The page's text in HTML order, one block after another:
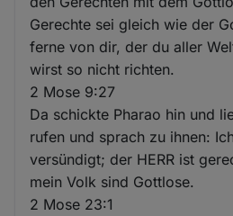
Gerechte sei gleich wie der
ferne von dir, der du aller
wirst so nicht richten.
2 Mose 9:27
Da schickte Pharao hin und
rufen und sprach zu ihnen:
versündigt; der HERR ist
mein Volk sind Gottlose.
2 Mose 23:1